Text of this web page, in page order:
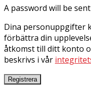
A password will be
Dina personuppgifter
förbättra din
åtkomst till ditt konto
beskrivs i vår
Registrera